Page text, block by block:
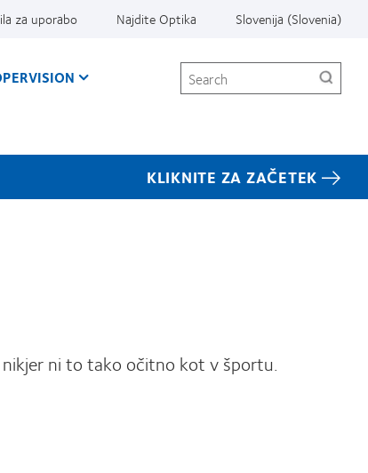
za uporabo Najdite Optika Slovenija (Slovenia)
Search
KLIKNITE ZA ZAČETEK
ni to tako očitno kot v športu.